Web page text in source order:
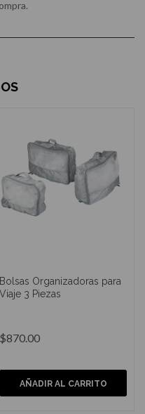
Bolsas Organizadoras para
Viaje 3 Piezas
$870.00
AÑADIR AL CARRITO